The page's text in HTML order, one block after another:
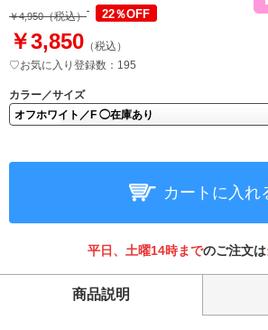
￥4,950（税込） 22％OFF
￥3,850 （税込）
♡お気に入り登録数：195
カラー／サイズ
カートに入れ
平日、土曜14時までのご注文は
商品説明